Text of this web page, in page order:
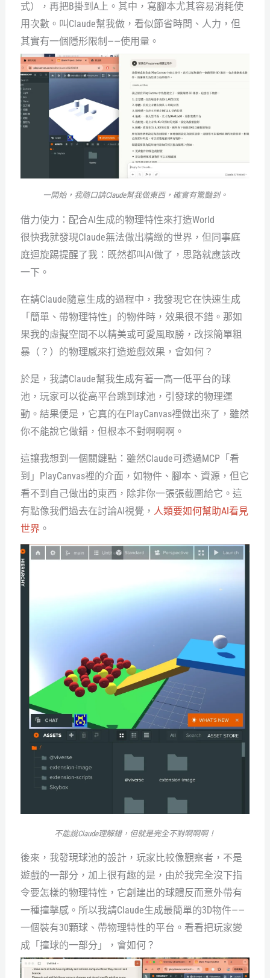
式），再把B掛到A上。其中，寫腳本尤其容易消耗使
用次數。叫Claude幫我做，看似節省時間、人力，但
其實有一個隱形限制——使用量。
一開始，我隨口請Claude幫我做東西，確實有驚豔到。
借力使力：配合AI生成的物理特性來打造World
很快我就發現Claude無法做出精緻的世界，但同事庭
庭迴旋踢提醒了我：既然都叫AI做了，思路就應該改
一下。
在請Claude隨意生成的過程中，我發現它在快速生成
「簡單、帶物理特性」的物件時，效果很不錯。那如
果我的虛擬空間不以精美或可愛風取勝，改採簡單粗
暴（？）的物理感來打造遊戲效果，會如何？
於是，我請Claude幫我生成有著一高一低平台的球
池，玩家可以從高平台跳到球池，引發球的物理運
動。結果便是，它真的在PlayCanvas裡做出來了，雖然
你不能說它做錯，但根本不對啊啊啊。
這讓我想到一個關鍵點：雖然Claude可透過MCP「看
到」PlayCanvas裡的介面，如物件、腳本、資源，但它
看不到自己做出的東西，除非你一張張截圖給它。這
有點像我們過去在討論AI視覺， 人類要如何幫助AI看見
世界 。
不能說Claude理解錯，但就是完全不對啊啊啊！
後來，我發現球池的設計，玩家比較像觀察者，不是
遊戲的一部分，加上很有趣的是，由於我完全沒下指
令要怎樣的物理特性，它創建出的球體反而意外帶有
一種撞擊感。所以我請Claude生成最簡單的3D物件——
一個裝有30顆球、帶物理特性的平台。看看把玩家變
成「撞球的一部分」，會如何？